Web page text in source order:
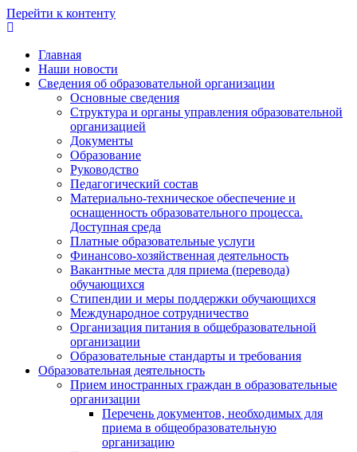
Перейти к контенту
Главная
Наши новости
Сведения об образовательной организации
Основные сведения
Структура и органы управления образовательной
организацией
Документы
Образование
Руководство
Педагогический состав
Материально-техническое обеспечение и
оснащенность образовательного процесса.
Доступная среда
Платные образовательные услуги
Финансово-хозяйственная деятельность
Вакантные места для приема (перевода)
обучающихся
Стипендии и меры поддержки обучающихся
Международное сотрудничество
Организация питания в общебразовательной
организации
Образовательные стандарты и требования
Образовательная деятельность
Прием иностранных граждан в образовательные
организации
Перечень документов, необходимых для
приема в общеобразовательную
организацию